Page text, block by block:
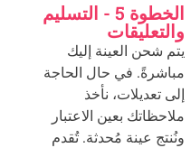
الخطوة 5 - التسليم
والتعليقات
يتم شحن العينة إليك
مباشرةً. في حال الحاجة
إلى تعديلات، نأخذ
ملاحظاتك بعين الاعتبار
ونُنتج عينة مُحدثة. تُقدم